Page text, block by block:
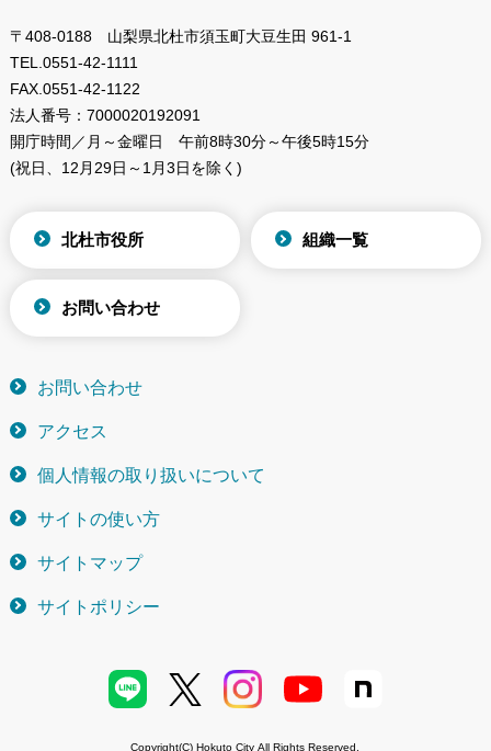
〒408-0188 山梨県北杜市須玉町大豆生田 961-1
TEL. 0551-42-1111
FAX. 0551-42-1122
法人番号： 7000020192091
開庁時間／月～金曜日
午前8時30分～午後5時15分
(祝日、12月29日～1月3日を除く)
北杜市役所 組織一覧
お問い合わせ
お問い合わせ
アクセス
個人情報の取り扱いについて
サイトの使い方
サイトマップ
サイトポリシー
Copyright(C) Hokuto City All Rights Reserved.